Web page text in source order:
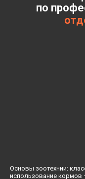
по
Основы зоотехнии:
использование кормов